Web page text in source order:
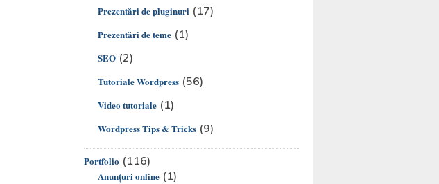
Prezentări de pluginuri (17)
Prezentări de teme (1)
SEO (2)
Tutoriale Wordpress (56)
Video tutoriale (1)
Wordpress Tips & Tricks (9)
Portfolio (116)
Anunțuri online (1)